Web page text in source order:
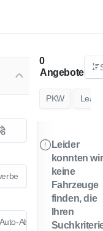
Abo
Angebote
PKW
Leider
konnten wir
keine
Fahrzeuge
finden, die
Ihren